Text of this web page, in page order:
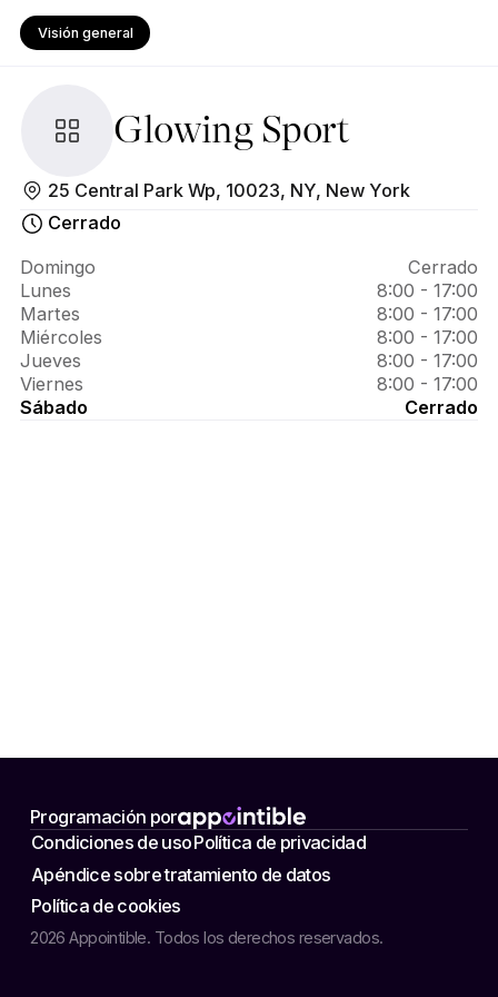
Visión general
Glowing Sport
Acerca
de
Glowing
Sport
25 Central Park Wp, 10023, NY, New York
Cerrado
Domingo
Cerrado
Lunes
8:00 - 17:00
Martes
8:00 - 17:00
Miércoles
8:00 - 17:00
Jueves
8:00 - 17:00
Viernes
8:00 - 17:00
Sábado
Cerrado
Programación por
2026 Appointible. Todos los derechos reservados.
Condiciones de usoPolítica de privacidad
Apéndice sobre tratamiento de datos
Política de cookies